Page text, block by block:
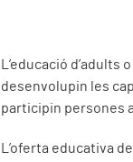
L’educació
desenvolupin les
participin persones
L’oferta educativa